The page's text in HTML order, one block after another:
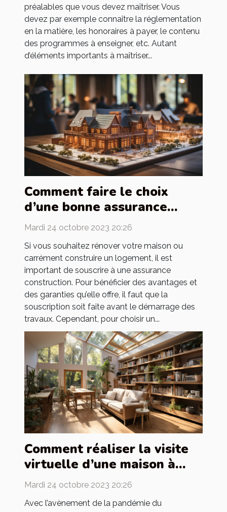
préalables que vous devez maîtriser. Vous
devez par exemple connaître la réglementation
en la matière, les honoraires à payer, le contenu
des programmes à enseigner, etc. Autant
d’éléments importants à maîtriser...
Comment faire le choix
d’une bonne assurance
construction ?
Mardi 24 octobre 2023 20:26
Si vous souhaitez rénover votre maison ou
carrément construire un logement, il est
important de souscrire à une assurance
construction. Pour bénéficier des avantages et
des garanties qu’elle offre, il faut que la
souscription soit faite avant le démarrage des
travaux. Cependant, pour choisir un...
Comment réaliser la visite
virtuelle d’une maison à
louer ?
Mardi 24 octobre 2023 20:26
Avec l’avènement de la pandémie du